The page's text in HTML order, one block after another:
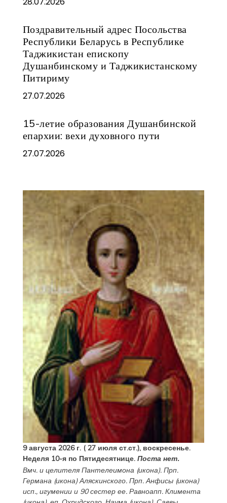
Поздравительный адрес Посольства
Республики Беларусь в Республике
Таджикистан епископу
Душанбинскому и Таджикистанскому
Питириму
27.07.2026
15-летие образования Душанбинской
епархии: вехи духовного пути
27.07.2026
9 августа 2026 г. ( 27 июля ст.ст.), воскресенье.
Неделя 10-я по Пятидесятнице. Поста нет.
Вмч. и целителя Пантелеимона(икона). Прп.
Германа(икона) Аляскинского. Прп.Анфисы(икона)
исп., игумении и 90 сестер ее. Равноапп. Климента